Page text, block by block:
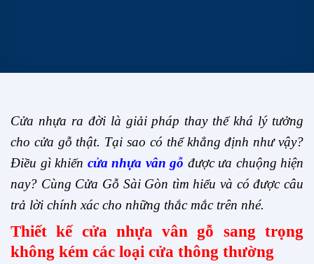
Cửa nhựa ra đời là giải pháp thay thế khá lý tưởng
cho cửa gỗ thật. Tại sao có thể khẳng định như vậy?
Điều gì khiến cửa nhựa vân gỗ được ưa chuộng hiện
nay? Cùng Cửa Gỗ Sài Gòn tìm hiểu và có được câu
trả lời chính xác cho những thắc mắc trên nhé.
Thiết kế cửa nhựa vân gỗ sang trọng
không kém các loại cửa thông thường